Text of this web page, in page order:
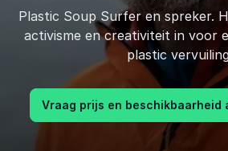
Plastic Soup Surfer en spreker.
activisme en creativiteit in voor
plastic
Vraag prijs en beschikbaarheid